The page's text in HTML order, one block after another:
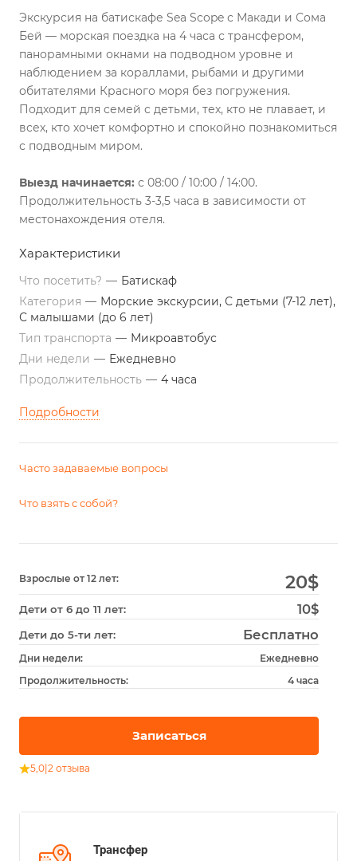
Экскурсия на батискафе Sea Scope с Макади и Сома
Бей — морская поездка на 4 часа с трансфером,
панорамными окнами на подводном уровне и
наблюдением за кораллами, рыбами и другими
обитателями Красного моря без погружения.
Подходит для семей с детьми, тех, кто не плавает, и
всех, кто хочет комфортно и спокойно познакомиться
с подводным миром.
Выезд начинается: с 08:00 / 10:00 / 14:00.
Продолжительность 3-3,5 часа в зависимости от
местонахождения отеля.
Характеристики
Что посетить? — Батискаф
Категория — Морские экскурсии, С детьми (7-12 лет),
С малышами (до 6 лет)
Тип транспорта — Микроавтобус
Дни недели — Ежедневно
Продолжительность — 4 часа
Подробности
Часто задаваемые вопросы
Что взять с собой?
Взрослые от 12 лет: 20$
Дети от 6 до 11 лет: 10$
Дети до 5-ти лет: Бесплатно
Дни недели:
Ежедневно
Продолжительность:
4 часа
Записаться
5,0 2 отзыва
Трансфер